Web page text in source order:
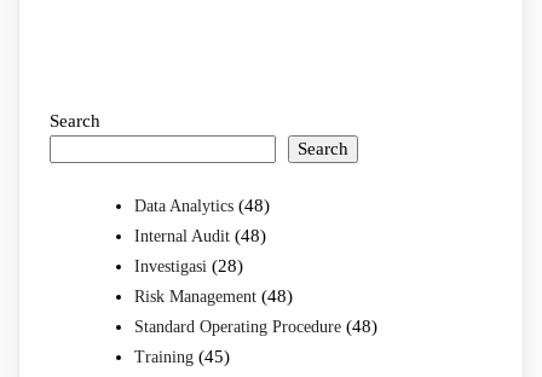
Search
Search
Data Analytics (48)
Internal Audit (48)
Investigasi (28)
Risk Management (48)
Standard Operating Procedure (48)
Training (45)